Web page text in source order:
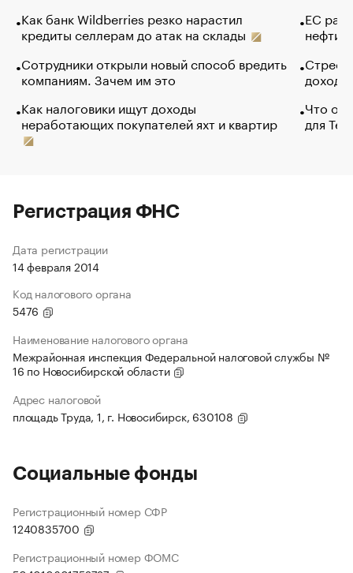
Как банк Wildberries резко нарастил
кредиты селлерам до атак на склады
Сотрудники открыли новый способ вредить
компаниям. Зачем им это
Как налоговики ищут доходы
неработающих покупателей яхт и квартир
ЕС
нефти
Что
для
Регистрация ФНС
Дата регистрации
14 февраля 2014
Код налогового органа
5476
Наименование налогового органа
Межрайонная инспекция Федеральной налоговой службы №
16 по Новосибирской области
Адрес налоговой
площадь Труда, 1, г. Новосибирск, 630108
Социальные фонды
Регистрационный номер СФР
1240835700
Регистрационный номер ФОМС